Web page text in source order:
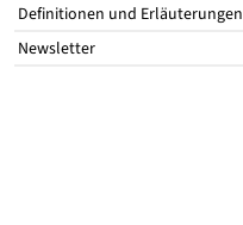
Definitionen und Erläuterungen
Newsletter